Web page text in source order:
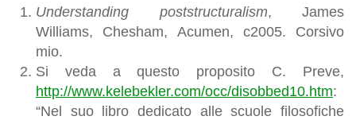
Understanding poststructuralism, James
Williams, Chesham, Acumen, c2005. Corsivo
mio.
Si veda a questo proposito C. Preve,
http://www.kelebekler.com/occ/disobbed10.htm:
“Nel suo libro dedicato alle scuole filosofiche